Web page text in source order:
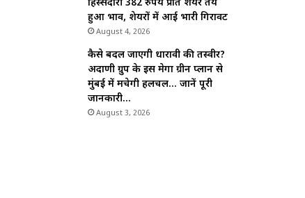
हिस्सेदारी 382 रुपये प्रति शेयर तय
हुआ भाव, शेयरों में आई भारी गिरावट
August 4, 2026
कैसे बदल जाएगी धारावी की तस्वीर?
अदाणी ग्रुप के इस मेगा ग्रीन प्लान से
मुंबई में मचेगी हलचल… जानें पूरी
जानकारी…
August 3, 2026